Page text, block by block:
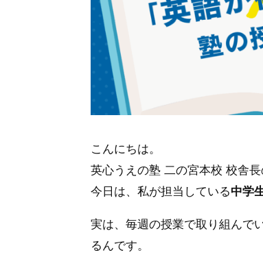
こんにちは。
英心うえの塾 二の宮本校 校舎
今日は、私が担当している中学
実は、毎週の授業で取り組んで
るんです。